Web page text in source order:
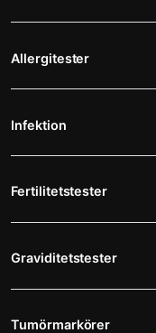
Allergitester
Infektion
Fertilitetstester
Graviditetstester
Tumörmarkörer